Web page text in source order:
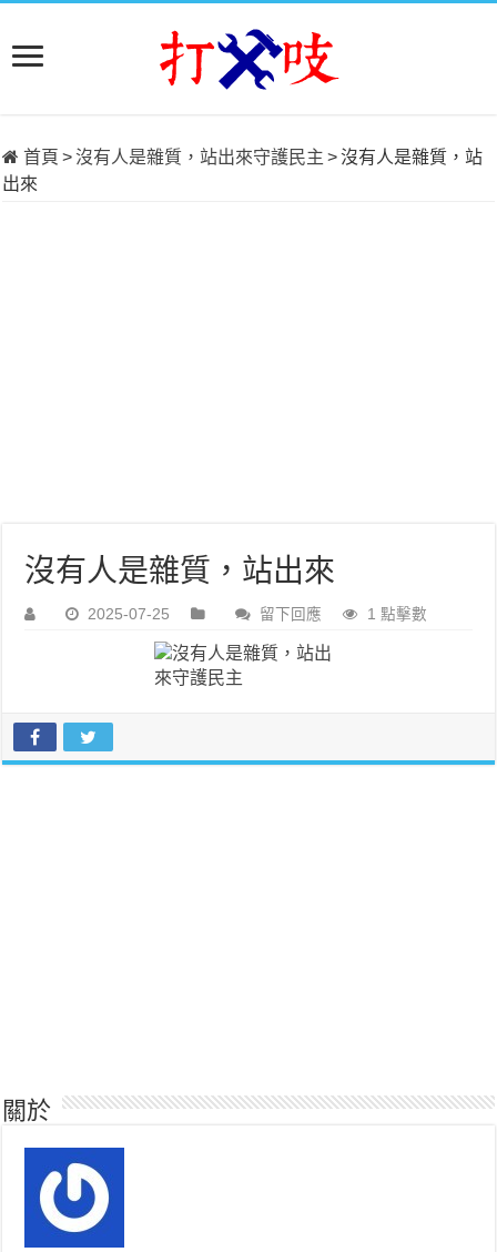
首頁 >沒有人是雜質，站出來守護民主 >沒有人是雜質，站
出來
沒有人是雜質，站出來
2025-07-25 留下回應 1 點擊數
關於